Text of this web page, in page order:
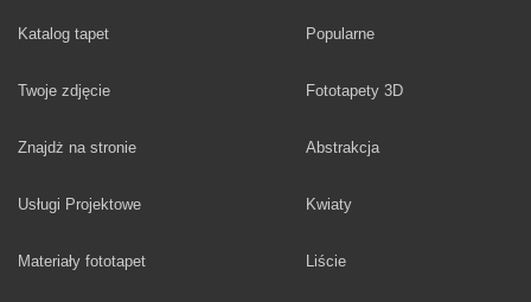
Katalog tapet
Twoje zdjęcie
Znajdż na stronie
Usługi Projektowe
Materiały fototapet
Fototapety
Popularne
Fototapety 3D
Fototapety
Abstrakcja
Fototapety
Kwiaty
Fototapety
Liście